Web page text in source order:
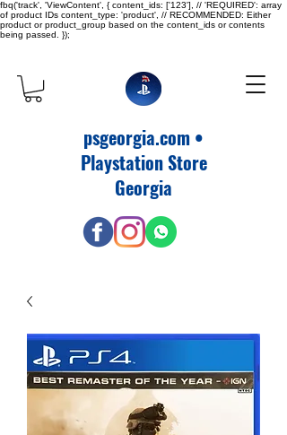
fbq('track', 'ViewContent', { content_ids: ['123'], // 'REQUIRED': array
of product IDs content_type: 'product', // RECOMMENDED: Either
product or product_group based on the content_ids or contents
being passed. });
psgeorgia.com •
Playstation Store
Georgia